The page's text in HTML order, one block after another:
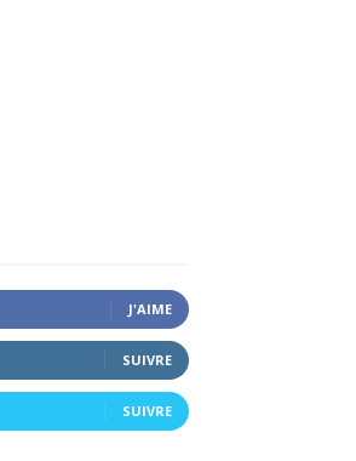
J'AIME
SUIVRE
SUIVRE